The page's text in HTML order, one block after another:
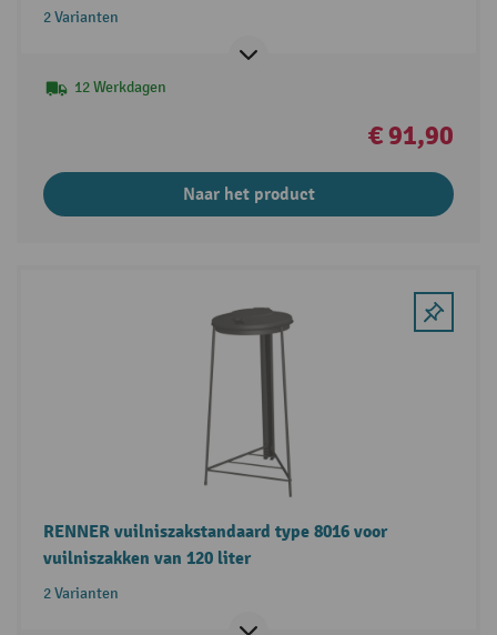
2 Varianten
12 Werkdagen
€ 91,90
Naar het product
RENNER vuilniszakstandaard type 8016 voor
vuilniszakken van 120 liter
2 Varianten